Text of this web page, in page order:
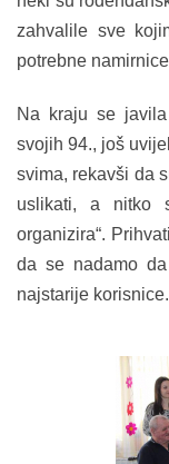
zahvalile sve
potrebne
Na kraju se
svojih 94., još
svima, rekavši da
uslikati, a nitko
organizira“.
da se nadamo
najstarije korisnice.